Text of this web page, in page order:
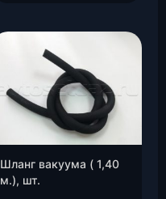
Шланг вакуума ( 1,40
м.), шт.